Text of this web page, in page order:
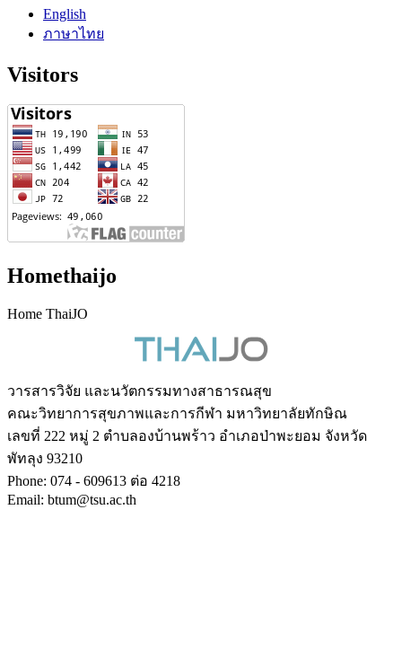
English
ภาษาไทย
Visitors
Homethaijo
Home ThaiJO
วารสารวิจัย และนวัตกรรมทางสาธารณสุข
คณะวิทยาการสุขภาพและการกีฬา มหาวิทยาลัยทักษิณ
เลขที่ 222 หมู่ 2 ตำบลองบ้านพร้าว อำเภอป่าพะยอม จังหวัด
พัทลุง 93210
Phone: 074 - 609613 ต่อ 4218
Email: btum@tsu.ac.th